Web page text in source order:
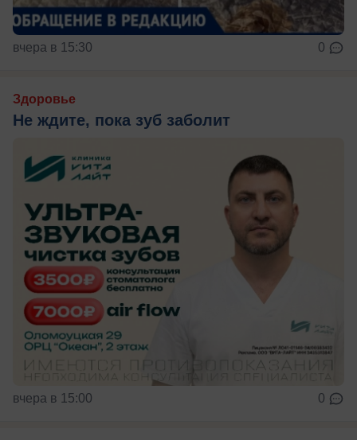
вчера в 15:30 0
Здоровье
Не ждите, пока зуб заболит
вчера в 15:00 0